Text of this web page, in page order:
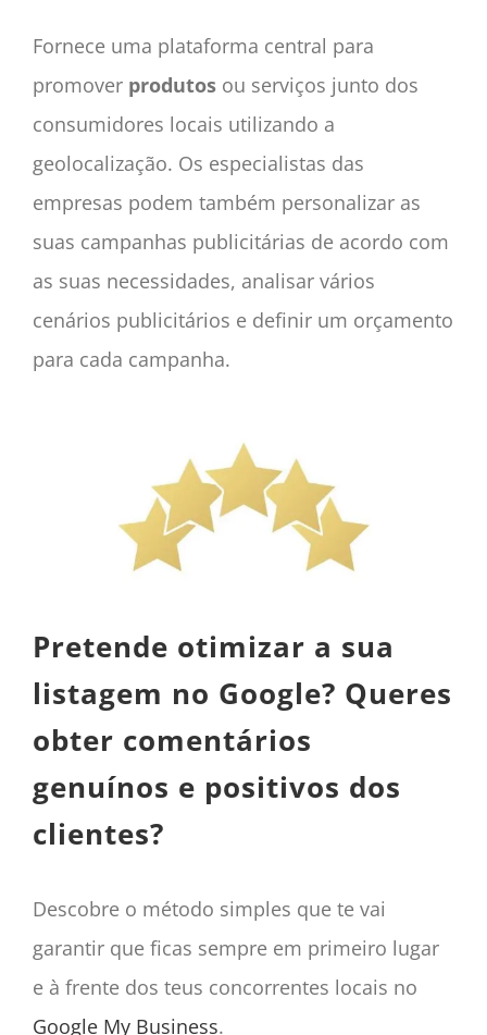
Fornece uma plataforma central para
promover produtosou serviços junto dos
consumidores locais utilizando a
geolocalização. Os especialistas das
empresas podem também personalizar as
suas campanhas publicitárias de acordo com
as suas necessidades, analisar vários
cenários publicitários e definir um orçamento
para cada campanha.
Pretende otimizar a sua
listagem no Google? Queres
obter comentários
genuínos e positivos dos
clientes?
Descobre o método simples que te vai
garantir que ficas sempre em primeiro lugar
e à frente dos teus concorrentes locais no
Google My Business.